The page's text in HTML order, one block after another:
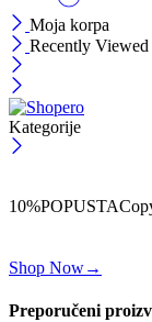
Moja korpa
Recently Viewed
Kategorije
10%POPUSTA
Shop Now→
Preporučeni